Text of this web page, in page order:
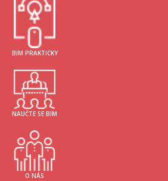
BIM PRAKTICKY
NAUČTE SE BIM
O NÁS